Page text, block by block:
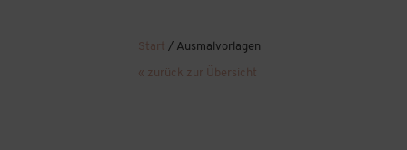
Start / Ausmalvorlagen
« zurück zur Übersicht